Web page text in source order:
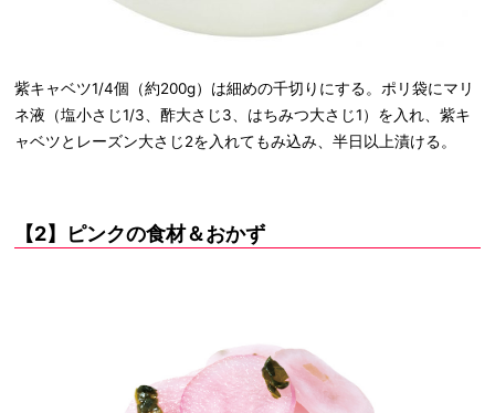
紫キャベツ1/4個（約200g）は細めの千切りにする。ポリ袋にマリ
ネ液（塩小さじ1/3、酢大さじ3、はちみつ大さじ1）を入れ、紫キ
ャベツとレーズン大さじ2を入れてもみ込み、半日以上漬ける。
【2】ピンクの食材＆おかず